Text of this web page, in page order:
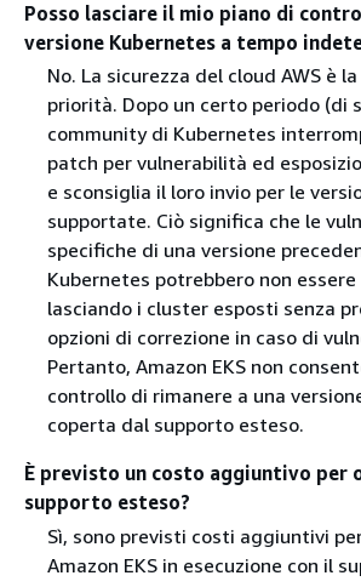
Posso lasciare il mio piano di
versione Kubernetes a tempo
No. La sicurezza del cloud AWS è
priorità. Dopo un certo periodo (di
community di Kubernetes
patch per vulnerabilità ed
e sconsiglia il loro invio per le
supportate. Ciò significa che le
specifiche di una versione
Kubernetes potrebbero non
lasciando i cluster esposti senza
opzioni di correzione in caso di
Pertanto, Amazon EKS non
controllo di rimanere a una
coperta dal supporto esteso.
È previsto un costo aggiuntivo per
supporto esteso?
Sì, sono previsti costi aggiuntivi
Amazon EKS in esecuzione con il